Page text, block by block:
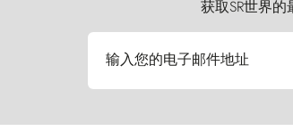
获取SR世界
输入您的电子邮件地址